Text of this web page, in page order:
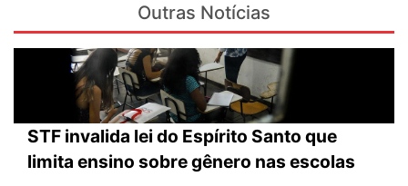
Outras Notícias
STF invalida lei do Espírito Santo que
limita ensino sobre gênero nas escolas